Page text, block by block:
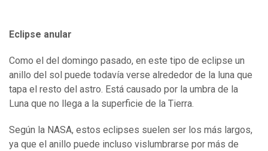
Eclipse anular
Como el del domingo pasado, en este tipo de eclipse un
anillo del sol puede todavía verse alrededor de la luna que
tapa el resto del astro. Está causado por la umbra de la
Luna que no llega a la superficie de la Tierra.
Según la NASA, estos eclipses suelen ser los más largos,
ya que el anillo puede incluso vislumbrarse por más de